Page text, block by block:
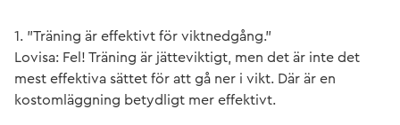
1. ”Träning är effektivt för viktnedgång.”
Lovisa: Fel! Träning är jätteviktigt, men det är inte det
mest effektiva sättet för att gå ner i vikt. Där är en
kostomläggning betydligt mer effektivt.